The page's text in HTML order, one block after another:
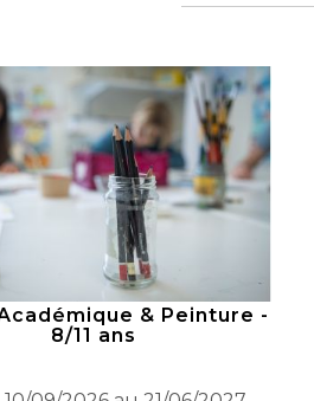
& Peinture -
8/11 ans